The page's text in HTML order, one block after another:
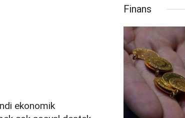
ekonomik
Finans